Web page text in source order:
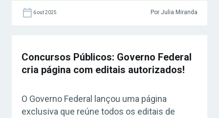
6 out 2025 Por Julia Miranda
Concursos Públicos: Governo Federal
cria página com editais autorizados!
O Governo Federal lançou uma página
exclusiva que reúne todos os editais de